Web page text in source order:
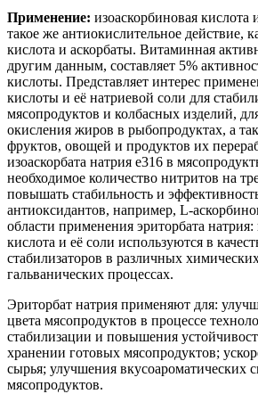
Применение: изоаскорбиновая кислота
такое же антиокислительное действие,
кислота и аскорбаты. Витаминная
другим данным, составляет 5%
кислоты. Представляет интерес
кислоты и её натриевой соли для
мясопродуктов и колбасных изделий,
окисления жиров в рыбопродуктах, а
фруктов, овощей и продуктов их
изоаскорбата натрия e316 в
необходимое количество нитритов на
повышать стабильность и
антиоксидантов, например, L-
области применения эриторбата натрия:
кислота и её соли используются в
стабилизаторов в различных
гальванических процессах.
Эриторбат натрия применяют для:
цвета мясопродуктов в процессе
стабилизации и повышения
хранении готовых мясопродуктов;
сырья; улучшения вкусоароматических
мясопродуктов.